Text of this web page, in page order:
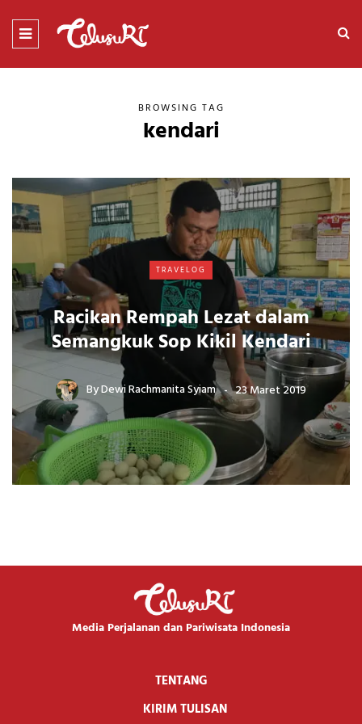
BROWSING TAG
kendari
TRAVELOG
Racikan Rempah Lezat dalam
Semangkuk Sop Kikil Kendari
ByDewi Rachmanita Syiam 23 Maret 2019
Media Perjalanan dan Pariwisata Indonesia
TENTANG
KIRIM TULISAN